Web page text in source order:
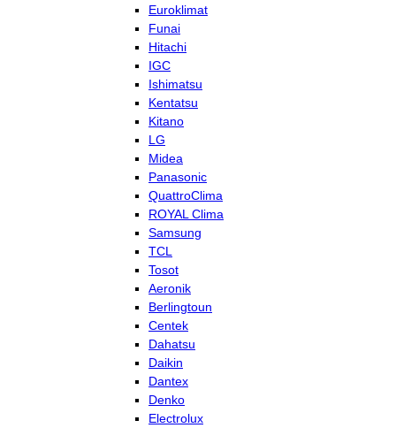
Euroklimat
Funai
Hitachi
IGC
Ishimatsu
Kentatsu
Kitano
LG
Midea
Panasonic
QuattroClima
ROYAL Clima
Samsung
TCL
Tosot
Aeronik
Berlingtoun
Centek
Dahatsu
Daikin
Dantex
Denko
Electrolux